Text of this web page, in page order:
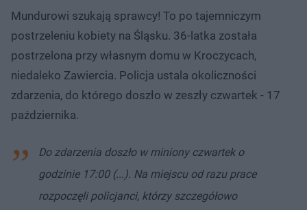
Mundurowi szukają sprawcy! To po tajemniczym
postrzeleniu kobiety na Śląsku. 36-latka została
postrzelona przy własnym domu w Kroczycach,
niedaleko Zawiercia. Policja ustala okoliczności
zdarzenia, do którego doszło w zeszły czwartek - 17
października.
Do zdarzenia doszło w miniony czwartek o
godzinie 17:00 (...). Na miejscu od razu prace
rozpoczęli policjanci, którzy szczegółowo